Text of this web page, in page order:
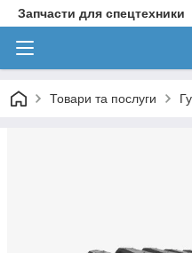
Запчасти для спецтехники
Товари та послуги